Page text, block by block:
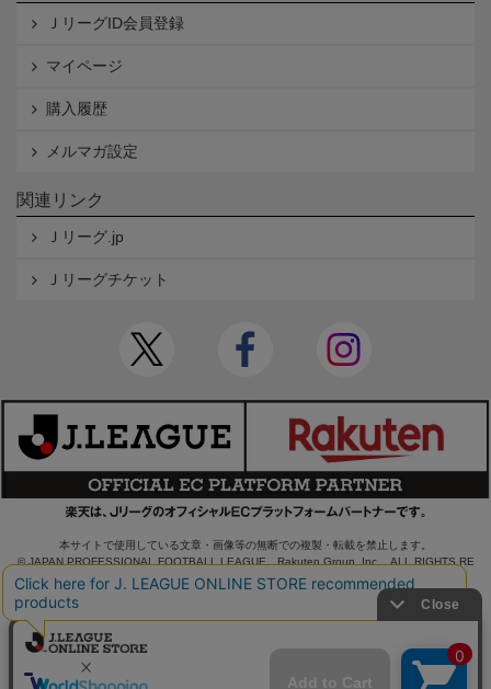
ＪリーグID会員登録
マイページ
購入履歴
メルマガ設定
関連リンク
Ｊリーグ.jp
Ｊリーグチケット
本サイトで使用している文章・画像等の無断での複製・転載を禁止します。
© JAPAN PROFESSIONAL FOOTBALL LEAGUE Rakuten Group, Inc. ALL RIGHTS RE
SERVED.